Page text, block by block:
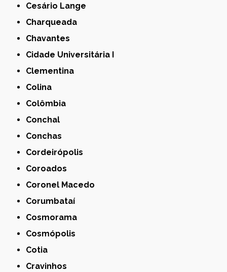
Cesário Lange
Charqueada
Chavantes
Cidade Universitária I
Clementina
Colina
Colômbia
Conchal
Conchas
Cordeirópolis
Coroados
Coronel Macedo
Corumbataí
Cosmorama
Cosmópolis
Cotia
Cravinhos